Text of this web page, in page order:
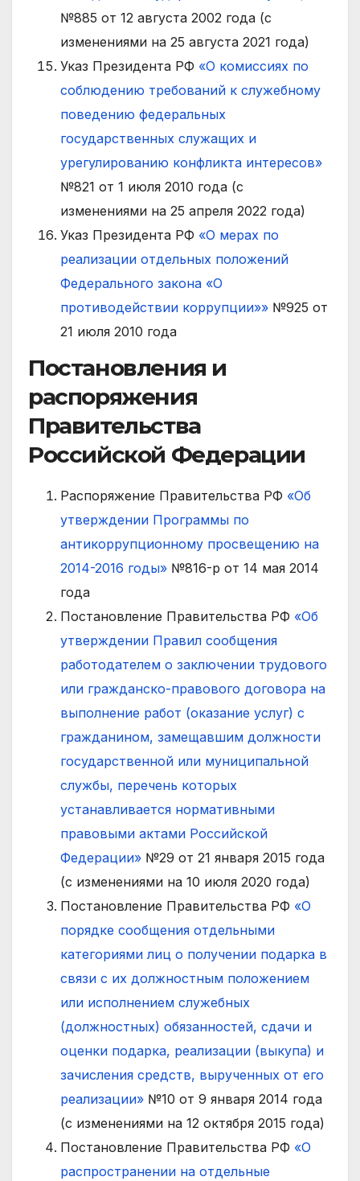
№885 от 12 августа 2002 года (с
изменениями на 25 августа 2021 года)
Указ Президента РФ «О комиссиях по
соблюдению требований к служебному
поведению федеральных
государственных служащих и
урегулированию конфликта интересов»
№821 от 1 июля 2010 года (с
изменениями на 25 апреля 2022 года)
Указ Президента РФ «О мерах по
реализации отдельных положений
Федерального закона «О
противодействии коррупции»» №925 от
21 июля 2010 года
Постановления и
распоряжения
Правительства
Российской Федерации
Распоряжение Правительства РФ «Об
утверждении Программы по
антикоррупционному просвещению на
2014-2016 годы» №816-р от 14 мая 2014
года
Постановление Правительства РФ «Об
утверждении Правил сообщения
работодателем о заключении трудового
или гражданско-правового договора на
выполнение работ (оказание услуг) с
гражданином, замещавшим должности
государственной или муниципальной
службы, перечень которых
устанавливается нормативными
правовыми актами Российской
Федерации» №29 от 21 января 2015 года
(с изменениями на 10 июля 2020 года)
Постановление Правительства РФ «О
порядке сообщения отдельными
категориями лиц о получении подарка в
связи с их должностным положением
или исполнением служебных
(должностных) обязанностей, сдачи и
оценки подарка, реализации (выкупа) и
зачисления средств, вырученных от его
реализации» №10 от 9 января 2014 года
(с изменениями на 12 октября 2015 года)
Постановление Правительства РФ «О
распространении на отдельные